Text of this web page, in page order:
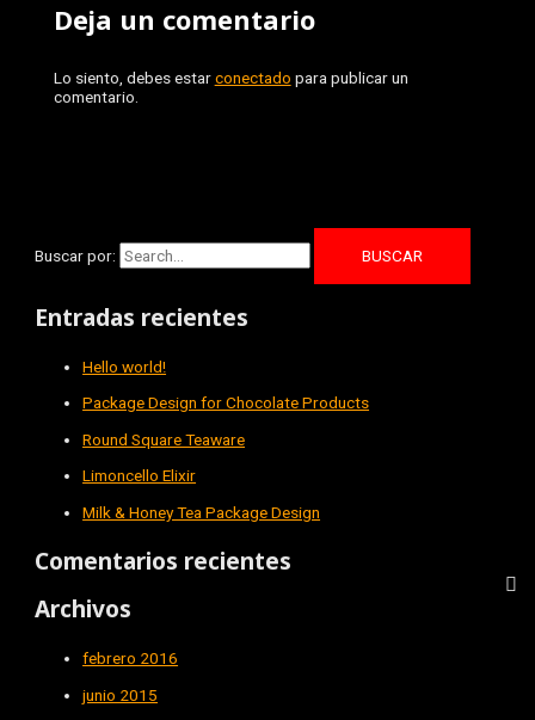
Deja un comentario
Lo siento, debes estarconectado para publicar un
comentario.
Buscar por:
Entradas recientes
Hello world!
Package Design for Chocolate Products
Round Square Teaware
Limoncello Elixir
Milk & Honey Tea Package Design
Comentarios recientes
Archivos
febrero 2016
junio 2015